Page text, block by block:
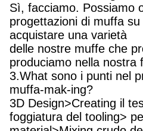
Sì, facciamo. Possiamo
progettazioni di muffa
acquistare una varietà
delle nostre muffe che
produciamo nella nostra
3.What sono i punti nel
muffa-mak-ing?
3D Design>Creating il
foggiatura del tooling>